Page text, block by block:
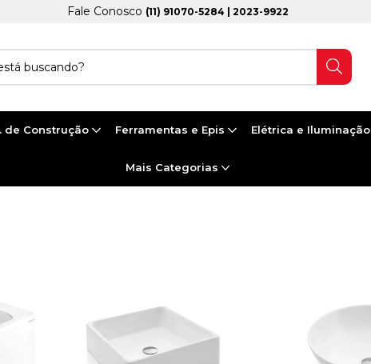
Fale Conosco (11) 91070-5284 | 2023-9922
de Construção Ferramentas e Epis Elétrica e Iluminação
Mais Categorias